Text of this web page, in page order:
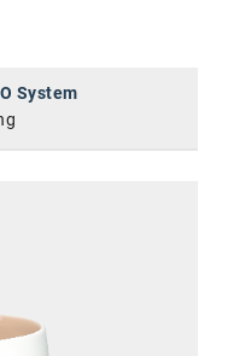
System